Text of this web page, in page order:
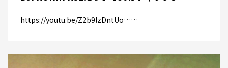
https://youtu.be/Z2b9lzDntUo……